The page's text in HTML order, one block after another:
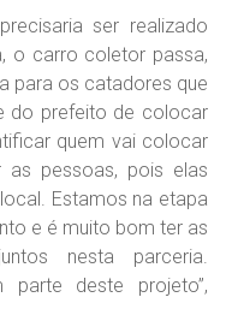
ser realizado
o carro coletor passa,
para os catadores que
do prefeito de colocar
quem vai colocar
pessoas, pois elas
Estamos na etapa
e é muito bom ter as
nesta parceria.
deste projeto”,